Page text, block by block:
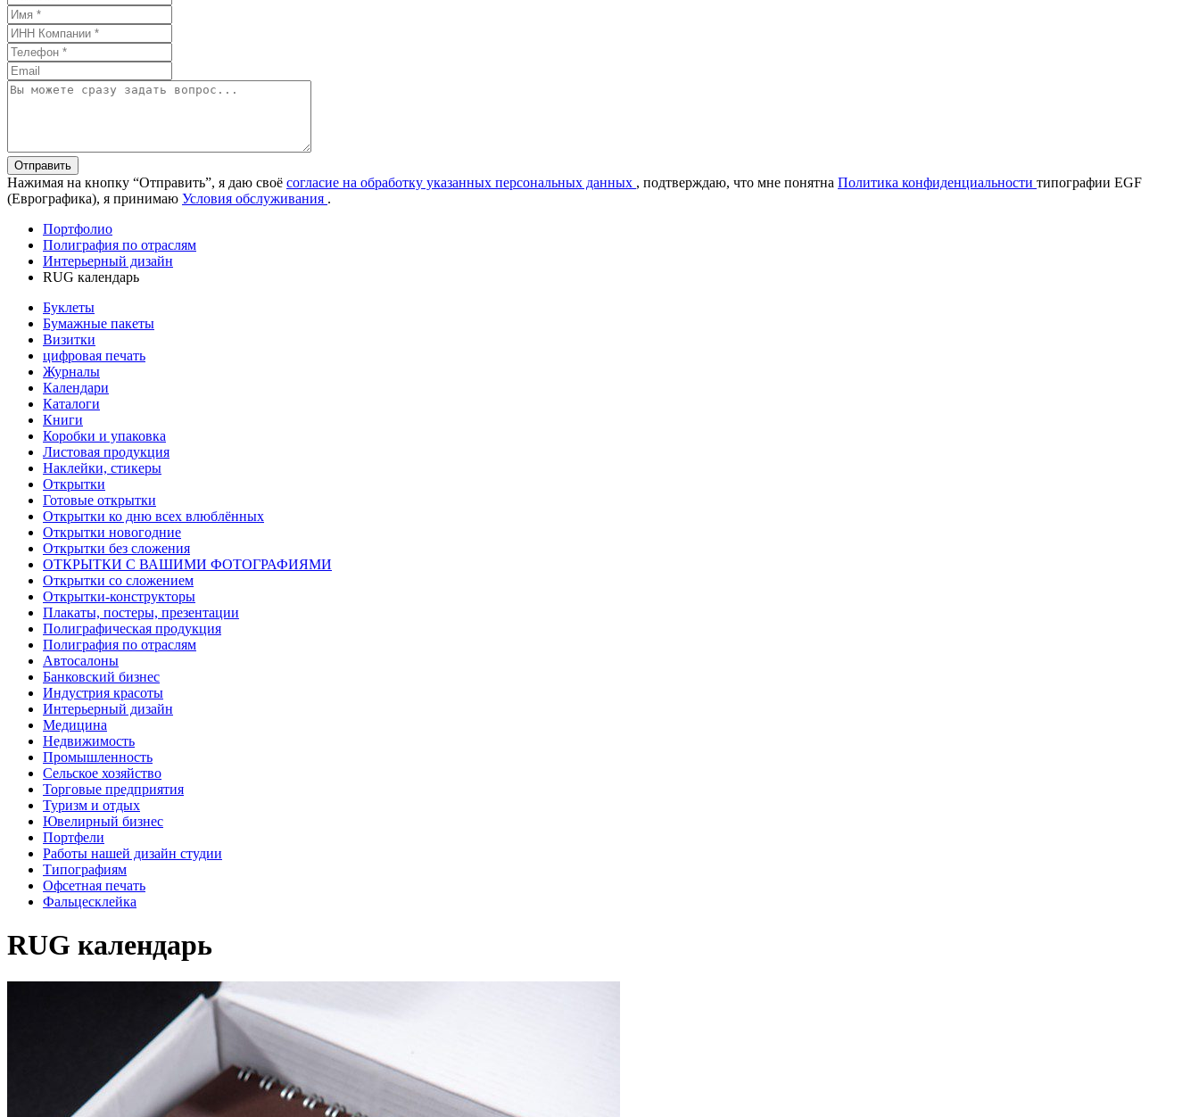
Отправить
Нажимая на кнопку “Отправить”, я даю своё согласие на обработку указанных персональных данных , подтверждаю, что мне понятна Политика конфиденциальности типографии EGF
(Еврографика), я принимаю Условия обслуживания .
Портфолио
Полиграфия по отраслям
Интерьерный дизайн
RUG календарь
Буклеты
Бумажные пакеты
Визитки
цифровая печать
Журналы
Календари
Каталоги
Книги
Коробки и упаковка
Листовая продукция
Наклейки, стикеры
Открытки
Готовые открытки
Открытки ко дню всех влюблённых
Открытки новогодние
Открытки без сложения
ОТКРЫТКИ С ВАШИМИ ФОТОГРАФИЯМИ
Открытки со сложением
Открытки-конструкторы
Плакаты, постеры, презентации
Полиграфическая продукция
Полиграфия по отраслям
Автосалоны
Банковский бизнес
Индустрия красоты
Интерьерный дизайн
Медицина
Недвижимость
Промышленность
Сельское хозяйство
Торговые предприятия
Туризм и отдых
Ювелирный бизнес
Портфели
Работы нашей дизайн студии
Типографиям
Офсетная печать
Фальцесклейка
RUG календарь